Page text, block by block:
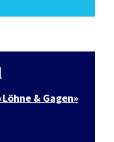
& Gagen»